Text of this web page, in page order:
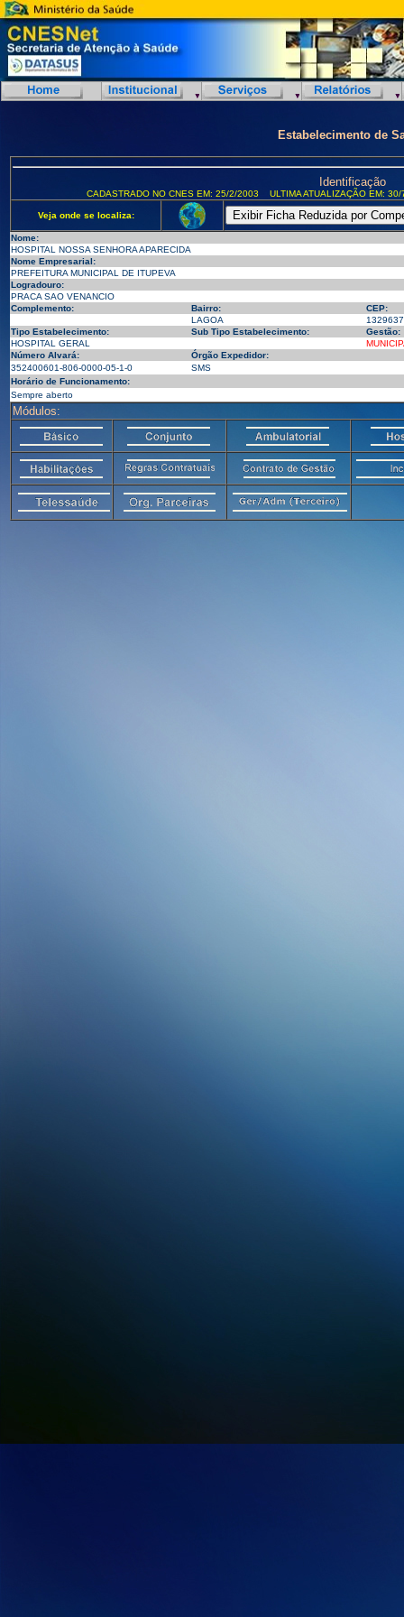
Estabelecimento de
Identificação
CADASTRADO NO CNES EM: 25/2/2003 ULTIMA ATUALIZAÇÃO EM:
Veja onde se localiza:
Nome:
HOSPITAL NOSSA SENHORA APARECIDA
Nome Empresarial:
PREFEITURA MUNICIPAL DE ITUPEVA
Logradouro:
PRACA SAO VENANCIO
Complemento:
Bairro:
CEP:
LAGOA
Tipo Estabelecimento:
Sub Tipo Estabelecimento:
Gestão:
HOSPITAL GERAL
Número Alvará:
Órgão Expedidor:
352400601-806-0000-05-1-0
SMS
Horário de Funcionamento:
Sempre aberto
Módulos: